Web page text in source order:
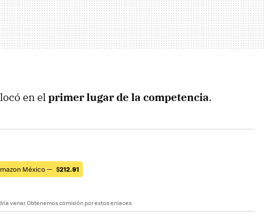
en elprimer lugar de la competencia.
México — $212.91
variar. Obtenemos comisión por estos enlaces